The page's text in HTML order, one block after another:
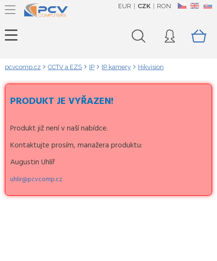
CZ EN SK
EUR CZK RON
pcvcomp.cz CCTV a EZS IP IP kamery Hikvision
PRODUKT JE VYŘAZEN!
Produkt již není v naší nabídce.
Kontaktujte prosím, manažera produktu:
Augustin Uhlíř
uhlir@pcvcomp.cz